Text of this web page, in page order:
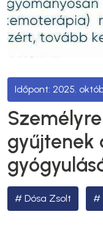
2025.
gyűjtenek
Dósa Zsolt